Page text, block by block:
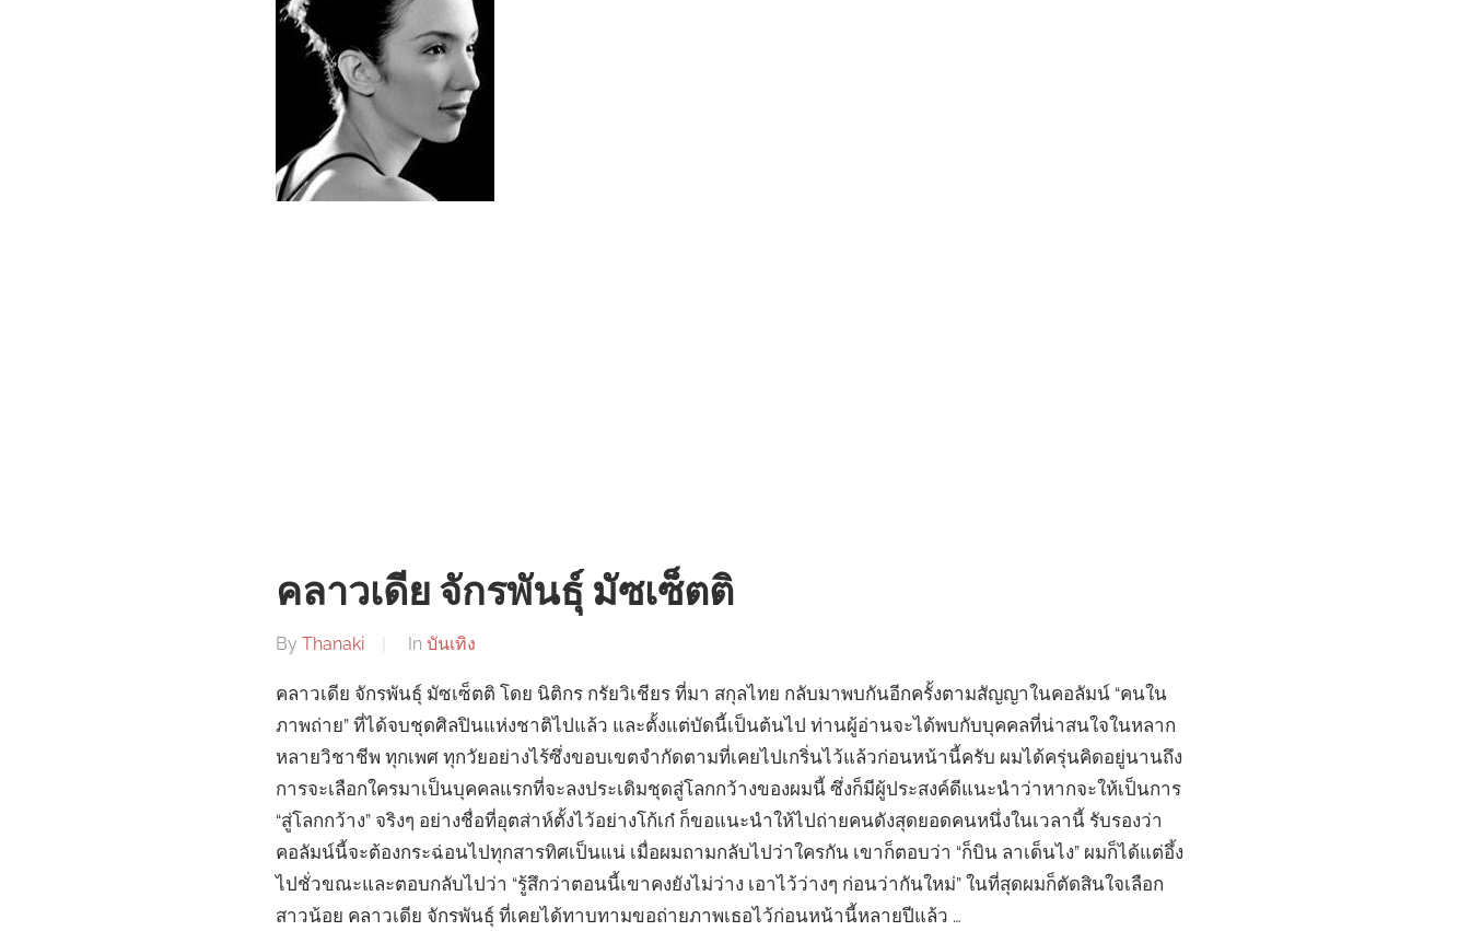
คลาวเดีย จักรพันธุ์ มัซเซ็ตติ
By Thanaki In บันเทิง
คลาวเดีย จักรพันธุ์ มัซเซ็ตติ โดย นิติกร กรัยวิเชียร ที่มา สกุลไทย กลับมาพบกันอีกครั้งตามสัญญาในคอลัมน์ “คนใน
ภาพถ่าย” ที่ได้จบชุดศิลปินแห่งชาติไปแล้ว และตั้งแต่บัดนี้เป็นต้นไป ท่านผู้อ่านจะได้พบกับบุคคลที่น่าสนใจในหลาก
หลายวิชาชีพ ทุกเพศ ทุกวัยอย่างไร้ซึ่งขอบเขตจำกัดตามที่เคยไปเกริ่นไว้แล้วก่อนหน้านี้ครับ ผมได้ครุ่นคิดอยู่นานถึง
การจะเลือกใครมาเป็นบุคคลแรกที่จะลงประเดิมชุดสู่โลกกว้างของผมนี้ ซึ่งก็มีผู้ประสงค์ดีแนะนำว่าหากจะให้เป็นการ
“สู่โลกกว้าง” จริงๆ อย่างชื่อที่อุตส่าห์ตั้งไว้อย่างโก้เก๋ ก็ขอแนะนำให้ไปถ่ายคนดังสุดยอดคนหนึ่งในเวลานี้ รับรองว่า
คอลัมน์นี้จะต้องกระฉ่อนไปทุกสารทิศเป็นแน่ เมื่อผมถามกลับไปว่าใครกัน เขาก็ตอบว่า “ก็บิน ลาเด็นไง” ผมก็ได้แต่อึ้ง
ไปชั่วขณะและตอบกลับไปว่า “รู้สึกว่าตอนนี้เขาคงยังไม่ว่าง เอาไว้ว่างๆ ก่อนว่ากันใหม่” ในที่สุดผมก็ตัดสินใจเลือก
สาวน้อย คลาวเดีย จักรพันธุ์ ที่เคยได้ทาบทามขอถ่ายภาพเธอไว้ก่อนหน้านี้หลายปีแล้ว …